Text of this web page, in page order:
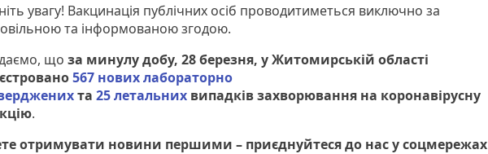
увагу! Вакцинація публічних осіб проводитиметься виключно за
та інформованою згодою.
щоза минулу добу, 28 березня, у Житомирській області
567 нових лабораторно
та25 летальних випадків захворювання на коронавірусну
.
отримувати новини першими – приєднуйтеся до нас у соцмережах